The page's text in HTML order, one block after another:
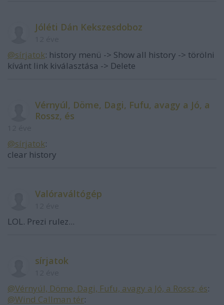
Jóléti Dán Kekszesdoboz
@sírjatok: history menü -> Show all history -> törölni
kívánt link kiválasztása -> Delete
Vérnyúl, Döme, Dagi, Fufu, avagy a Jó, a
Rossz, és
@sírjatok:
clear history
Valóraváltógép
LOL. Prezi rulez...
sírjatok
@Vérnyúl, Döme, Dagi, Fufu, avagy a Jó, a Rossz, és:
@Wind Callman tér: